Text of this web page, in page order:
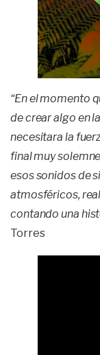
“En el momento
de crear algo en
necesitara la
final muy
esos sonidos de
atmosféricos,
contando una
Torres